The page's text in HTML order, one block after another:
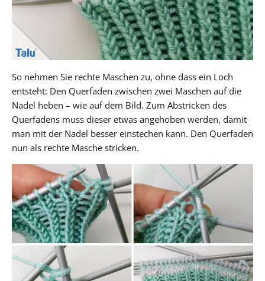
So nehmen Sie rechte Maschen zu, ohne dass ein Loch
entsteht: Den Querfaden zwischen zwei Maschen auf die
Nadel heben – wie auf dem Bild. Zum Abstricken des
Querfadens muss dieser etwas angehoben werden, damit
man mit der Nadel besser einstechen kann. Den Querfaden
nun als rechte Masche stricken.